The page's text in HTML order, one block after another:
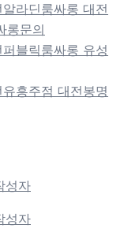
라딘룸싸롱 대전
롱문의
블릭룸싸롱 유성
흥주점 대전봉명
성자
성자